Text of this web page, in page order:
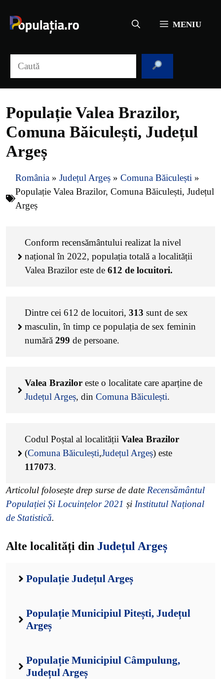
conținut
MENIU
Populație Valea Brazilor,
Comuna Băiculești, Județul
Argeș
România » Județul Argeș » Comuna Băiculești »
Populație Valea Brazilor, Comuna Băiculești, Județul
Argeș
Conform recensământului realizat la nivel
național în 2022, populația totală a localității
Valea Brazilor este de 612 de locuitori.
Dintre cei 612 de locuitori, 313 sunt de sex
masculin, în timp ce populația de sex feminin
numără 299 de persoane.
Valea Brazilor este o localitate care aparține de
Județul Argeș, din Comuna Băiculești.
Codul Poștal al localității Valea Brazilor
(Comuna Băiculești,Județul Argeș) este
117073.
Articolul folosește drep surse de date Recensământul
Populației Și Locuințelor 2021 și Institutul Național
de Statistică.
Alte localități din Județul Argeș
Populație Județul Argeș
Populație Municipiul Pitești, Județul
Argeș
Populație Municipiul Câmpulung,
Județul Argeș